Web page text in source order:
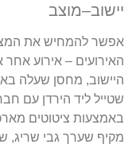
יישוב–מוצב
אפשר להמחיש את
האירועים – אירוע אחר
היישוב, מחסן שעלה
שטייל ליד הירדן עם
באמצעות ציטוטים
מקיף שערך גבי שריג,